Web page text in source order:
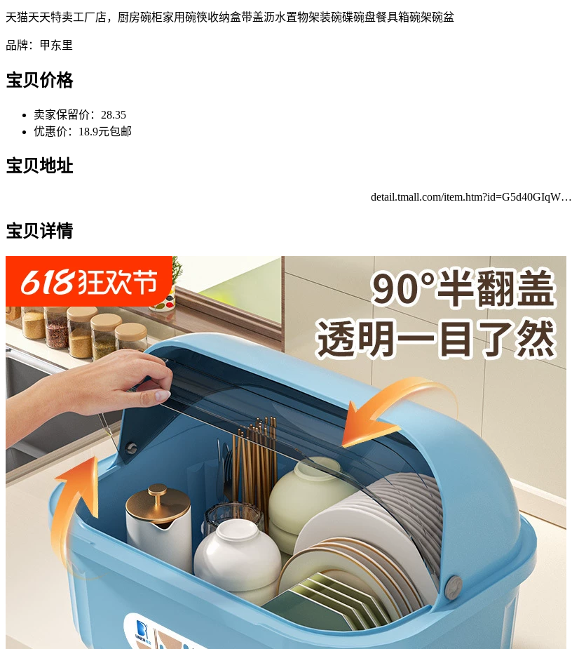
天猫天天特卖工厂店，厨房碗柜家用碗筷收纳盒带盖沥水置物架装碗碟碗盘餐具箱碗架碗盆
品牌：甲东里
宝贝价格
卖家保留价：28.35
优惠价：18.9元包邮
宝贝地址
detail.tmall.com/item.htm?id=G5d40GIqW…
宝贝详情